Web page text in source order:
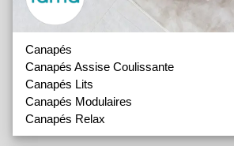
Canapés
Canapés Assise Coulissante
Canapés Lits
Canapés Modulaires
Canapés Relax